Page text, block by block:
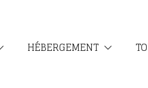
HÉBERGEMENT